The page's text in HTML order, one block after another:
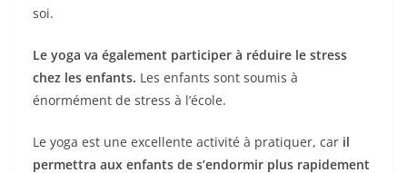
soi.
Le yoga va également participer à réduire le stress
chez les enfants. Les enfants sont soumis à
énormément de stress à l’école.
Le yoga est une excellente activité à pratiquer, car il
permettra aux enfants de s’endormir plus rapidement